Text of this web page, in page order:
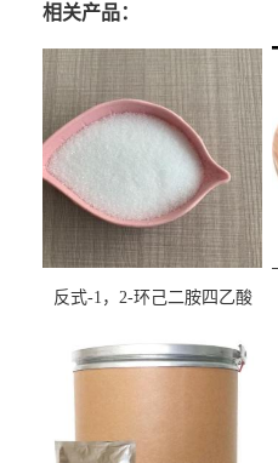
相关产品：
反式-1，2-环己二胺四乙酸